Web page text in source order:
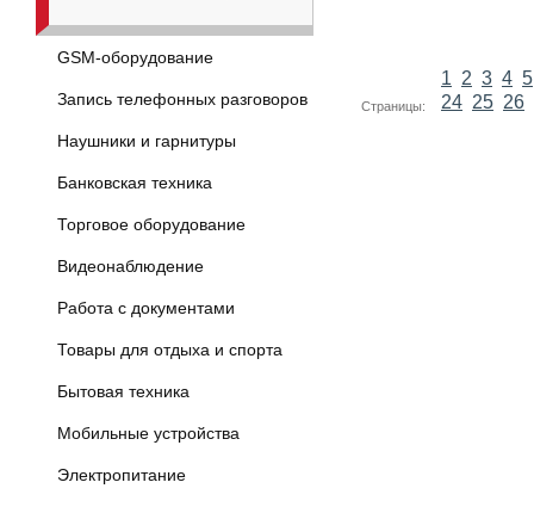
GSM-оборудование
Запись телефонных разговоров
Наушники и гарнитуры
Банковская техника
Торговое оборудование
Видеонаблюдение
Работа с документами
Товары для отдыха и спорта
Бытовая техника
Мобильные устройства
Электропитание
Страницы:
1 2 3 4 5
24 25 26